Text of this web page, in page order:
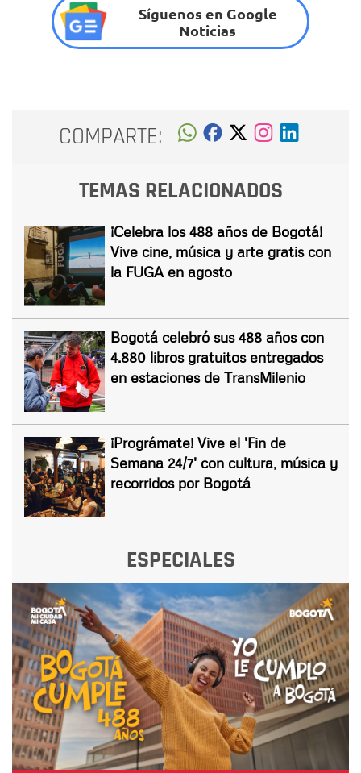
Síguenos en Google
Noticias
COMPARTE:
TEMAS RELACIONADOS
¡Celebra los 488 años de Bogotá!
Vive cine, música y arte gratis con
la FUGA en agosto
Bogotá celebró sus 488 años con
4.880 libros gratuitos entregados
en estaciones de TransMilenio
¡Prográmate! Vive el 'Fin de
Semana 24/7' con cultura, música y
recorridos por Bogotá
ESPECIALES